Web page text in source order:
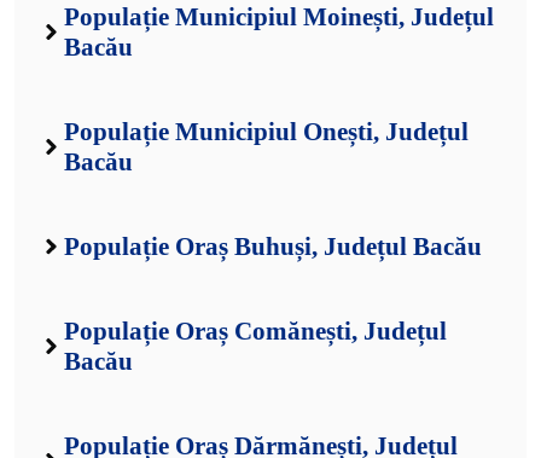
Populație Municipiul Moinești, Județul
Bacău
Populație Municipiul Onești, Județul
Bacău
Populație Oraș Buhuși, Județul Bacău
Populație Oraș Comănești, Județul
Bacău
Populație Oraș Dărmănești, Județul